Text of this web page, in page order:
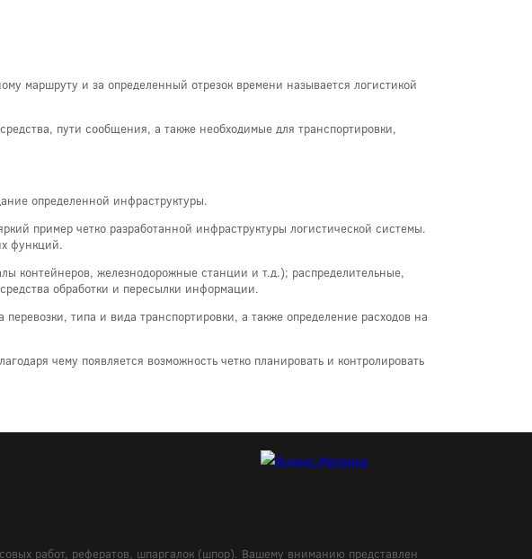
маршруту и за определенный отрезок времени называется логистикой
пути сообщения, а также необходимые для транспортировки,
определенной инфраструктуры.
пример четко разработанной инфраструктуры логистической системы.
функций.
контейнеров, железнодорожные станции и т.д.); распределительные,
обработки и пересылки информации.
типа и вида транспортировки, а также определение расходов на
чему появляется возможность четко планировать и контролировать
работ, рефератов, шпаргалок (шпор). Вашему вниманию представлен